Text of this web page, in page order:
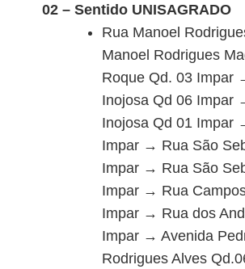
02 – Sentido UNISAGRADO
Rua Manoel
Manoel Rodrigues
Roque Qd. 03 Impar
Inojosa Qd 06 Impar
Inojosa Qd 01 Impar
Impar → Rua São
Impar → Rua São
Impar → Rua
Impar → Rua dos
Impar → Avenida
Rodrigues Alves